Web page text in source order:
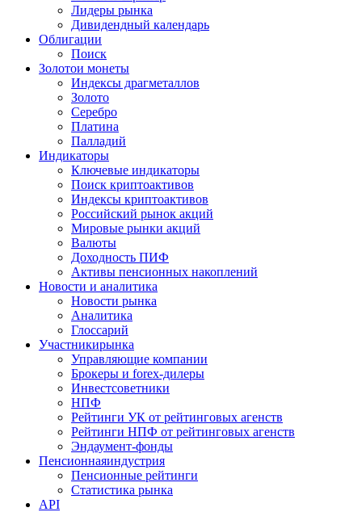
Лидеры рынка
Дивидендный календарь
Облигации
Поиск
Золотои монеты
Индексы драгметаллов
Золото
Серебро
Платина
Палладий
Индикаторы
Ключевые индикаторы
Поиск криптоактивов
Индексы криптоактивов
Российский рынок акций
Мировые рынки акций
Валюты
Доходность ПИФ
Активы пенсионных накоплений
Новости и аналитика
Новости рынка
Аналитика
Глоссарий
Участникирынка
Управляющие компании
Брокеры и forex-дилеры
Инвестсоветники
НПФ
Рейтинги УК от рейтинговых агенств
Рейтинги НПФ от рейтинговых агенств
Эндаумент-фонды
Пенсионнаяиндустрия
Пенсионные рейтинги
Статистика рынка
API